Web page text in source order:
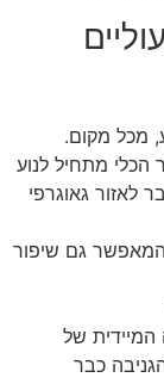
מכל מקום.
הכלי מתחיל לנוע
לאזור גאוגרפי
המאפשר גם שיפור
של
כבר